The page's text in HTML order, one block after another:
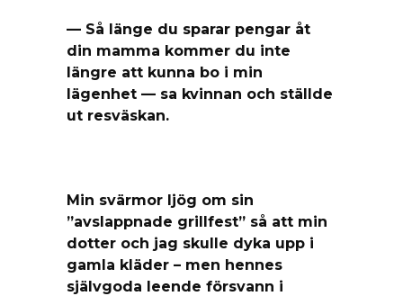
— Så länge du sparar pengar åt
din mamma kommer du inte
längre att kunna bo i min
lägenhet — sa kvinnan och ställde
ut resväskan.
Min svärmor ljög om sin
”avslappnade grillfest” så att min
dotter och jag skulle dyka upp i
gamla kläder – men hennes
självgoda leende försvann i